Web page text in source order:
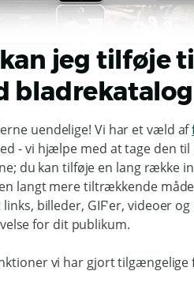
jeg tilføje
uendelige! Vi har et væld af
- vi hjælpe med at tage den
du kan tilføje en lang række
langt mere tiltrækkende
billeder, GIF'er, videoer
for dit publikum.
vi har gjort tilgængelige